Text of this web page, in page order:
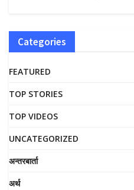
Categories
FEATURED
TOP STORIES
TOP VIDEOS
UNCATEGORIZED
अन्तरबार्ता
अर्थ